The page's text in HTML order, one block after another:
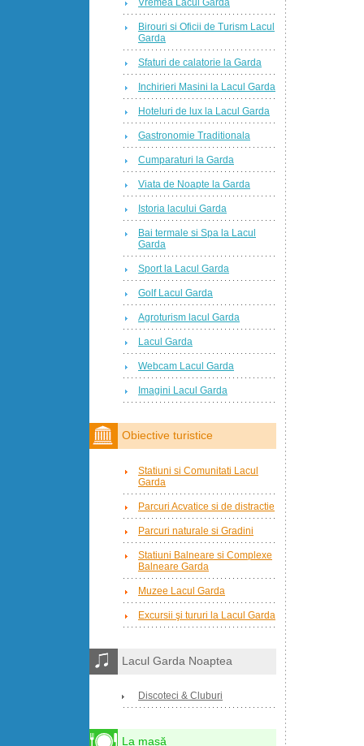
Birouri si Oficii de Turism Lacul
Garda
Sfaturi de calatorie la Garda
Inchirieri Masini la Lacul Garda
Hoteluri de lux la Lacul Garda
Gastronomie Traditionala
Cumparaturi la Garda
Viata de Noapte la Garda
Istoria lacului Garda
Bai termale si Spa la Lacul
Garda
Sport la Lacul Garda
Golf Lacul Garda
Agroturism lacul Garda
Lacul Garda
Webcam Lacul Garda
Imagini Lacul Garda
Obiective turistice
Statiuni si Comunitati Lacul
Garda
Parcuri Acvatice si de distractie
Parcuri naturale si Gradini
Statiuni Balneare si Complexe
Balneare Garda
Muzee Lacul Garda
Excursii şi tururi la Lacul Garda
Lacul Garda Noaptea
Discoteci & Cluburi
La masă